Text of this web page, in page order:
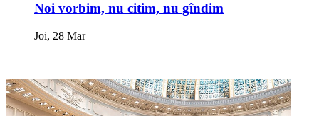
Noi vorbim, nu citim, nu gîndim
Joi, 28 Mar